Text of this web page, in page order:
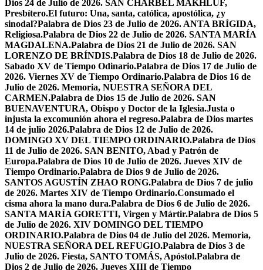
Dios 24 de Julio de 2026. SAN CHÁRBEL MAKHLUF,
Presbítero.El futuro: Una, santa, católica, apostólica, ¿y
sinodal?Palabra de Dios 23 de Julio de 2026. ANTA BRÍGIDA,
Religiosa.Palabra de Dios 22 de Julio de 2026. SANTA MARÍA
MAGDALENA.Palabra de Dios 21 de Julio de 2026. SAN
LORENZO DE BRÍNDIS.Palabra de Dios 18 de Julio de 2026.
Sabado XV de Tiempo Odinario.Palabra de Dios 17 de Julio de
2026. Viernes XV de Tiempo Ordinario.Palabra de Dios 16 de
Julio de 2026. Memoria, NUESTRA SEÑORA DEL
CARMEN.Palabra de Dios 15 de Julio de 2026. SAN
BUENAVENTURA, Obispo y Doctor de la Iglesia.Justa o
injusta la excomunión ahora el regreso.Palabra de Dios martes
14 de julio 2026.Palabra de Dios 12 de Julio de 2026.
DOMINGO XV DEL TIEMPO ORDINARIO.Palabra de Dios
11 de Julio de 2026. SAN BENITO, Abad y Patrón de
Europa.Palabra de Dios 10 de Julio de 2026. Jueves XIV de
Tiempo Ordinario.Palabra de Dios 9 de Julio de 2026.
SANTOS AGUSTÍN ZHAO RONG.Palabra de Dios 7 de julio
de 2026. Martes XIV de Tiempo Ordinario.Consumado el
cisma ahora la mano dura.Palabra de Dios 6 de Julio de 2026.
SANTA MARÍA GORETTI, Virgen y Mártir.Palabra de Dios 5
de Julio de 2026. XIV DOMINGO DEL TIEMPO
ORDINARIO.Palabra de Dios 04 de Julio del 2026. Memoria,
NUESTRA SEÑORA DEL REFUGIO.Palabra de Dios 3 de
Julio de 2026. Fiesta, SANTO TOMÁS, Apóstol.Palabra de
Dios 2 de Julio de 2026. Jueves XIII de Tiempo